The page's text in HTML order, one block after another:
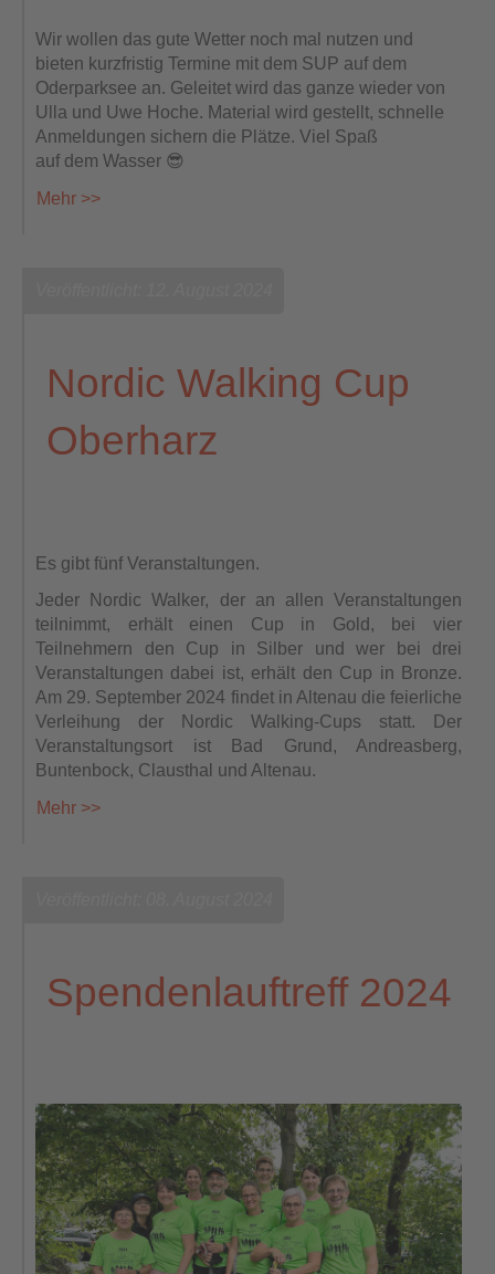
Wir wollen das gute Wetter noch mal nutzen und
bieten kurzfristig Termine mit dem SUP auf dem
Oderparksee an. Geleitet wird das ganze wieder von
Ulla und Uwe Hoche. Material wird gestellt, schnelle
Anmeldungen sichern die Plätze. Viel Spaß
auf dem Wasser 😎
Mehr >>
Nordic Walking Cup
Oberharz
Es gibt fünf Veranstaltungen.
Jeder Nordic Walker, der an allen Veranstaltungen
teilnimmt, erhält einen Cup in Gold, bei vier
Teilnehmern den Cup in Silber und wer bei drei
Veranstaltungen dabei ist, erhält den Cup in Bronze.
Am 29. September 2024 findet in Altenau die feierliche
Verleihung der Nordic Walking-Cups statt. Der
Veranstaltungsort ist Bad Grund, Andreasberg,
Buntenbock, Clausthal und Altenau.
Mehr >>
Spendenlauftreff 2024